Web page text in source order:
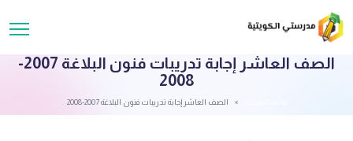
الصف العاشر إجابة تدريبات فنون البلاغة 2007-
2008
الصف العاشر إجابة تدريبات فنون البلاغة 2007-2008